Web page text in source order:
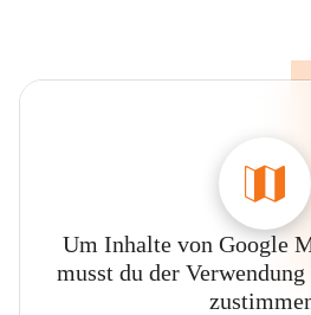
Um Inhalte von Google
musst du der